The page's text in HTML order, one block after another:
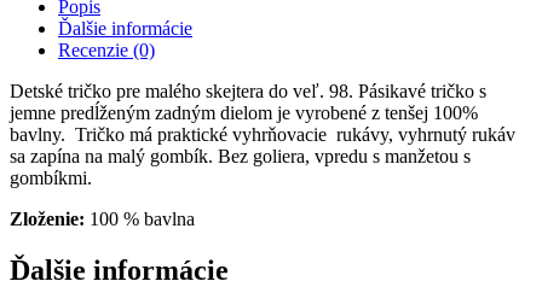
Popis
Ďalšie informácie
Recenzie (0)
Detské tričko pre malého skejtera do veľ. 98. Pásikavé tričko s
jemne predĺženým zadným dielom je vyrobené z tenšej 100%
bavlny. Tričko má praktické vyhrňovacie rukávy, vyhrnutý rukáv
sa zapína na malý gombík. Bez goliera, vpredu s manžetou s
gombíkmi.
Zloženie: 100 % bavlna
Ďalšie informácie